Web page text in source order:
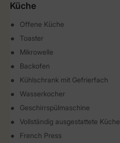
Küche
Offene Küche
Toaster
Mikrowelle
Backofen
Kühlschrank mit Gefrierfach
Wasserkocher
Geschirrspülmaschine
Vollständig ausgestattete Küche
French Press